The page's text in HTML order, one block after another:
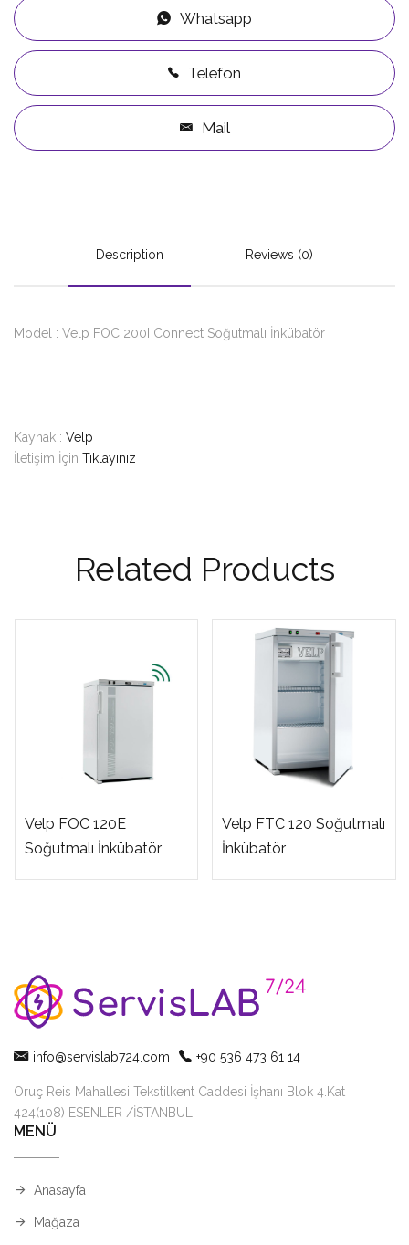
Whatsapp
Telefon
Mail
Description Reviews (0)
Model : Velp FOC 200I Connect Soğutmalı İnkübatör
Kaynak : Velp
İletişim İçin Tıklayınız
Related Products
Velp FOC 120E
Soğutmalı İnkübatör
Velp FTC 120 Soğutmalı
İnkübatör
info@servislab724.com +90 536 473 61 14
Oruç Reis Mahallesi Tekstilkent Caddesi İşhanı Blok 4.Kat
424(108) ESENLER /İSTANBUL
MENÜ
Anasayfa
Mağaza